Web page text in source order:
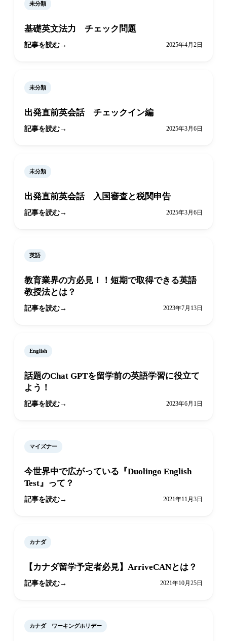
未分類
基礎英文法力 チェック問題
記事を読む 2025年4月2日
未分類
出発直前英会話 チェックイン編
記事を読む 2025年3月6日
未分類
出発直前英会話 入国審査と税関申告
記事を読む 2025年3月6日
英語
教育業界の方必見！！短期で取得できる英語
教授法とは？
記事を読む 2023年7月13日
English
話題のChat GPTを留学前の英語学習に役立て
よう！
記事を読む 2023年6月1日
マイズナー
今世界中で広がっている『Duolingo English
Test』って？
記事を読む 2021年11月3日
カナダ
【カナダ留学予定者必見】ArriveCANとは？
記事を読む 2021年10月25日
カナダ ワーキングホリデー